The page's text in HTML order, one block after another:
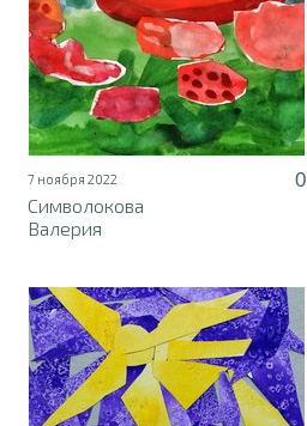
7 ноября 2022
0
Символокова
Валерия